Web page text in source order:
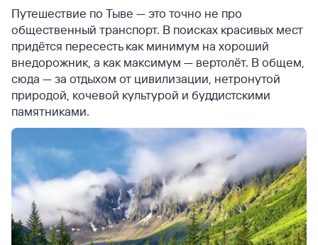
Путешествие по Тыве — это точно не про
общественный транспорт. В поисках красивых мест
придётся пересесть как минимум на хороший
внедорожник, а как максимум — вертолёт. В общем,
сюда — за отдыхом от цивилизации, нетронутой
природой, кочевой культурой и буддистскими
памятниками.